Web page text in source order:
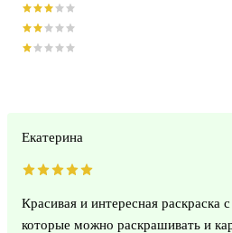
Екатерина
Красивая и интересная раскраска
которые можно раскрашивать и